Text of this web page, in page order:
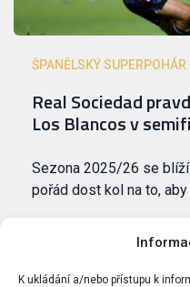
K ukládání a/nebo přístupu k
ŠPANĚLSKÝ SUPERPOHÁR
Real Sociedad
Los Blancos v
Sezona 2025/26 se
pořád dost kol na to,